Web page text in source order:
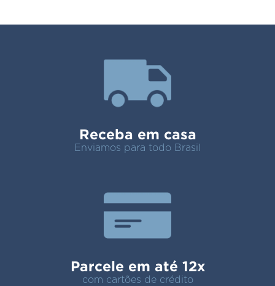
Receba em casa
Enviamos para todo Brasil
Parcele em até 12x
com cartões de crédito